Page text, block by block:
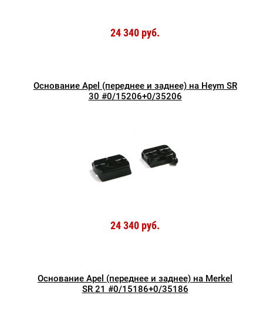
24 340 руб.
Основание Apel (переднее и заднее) на Heym SR
30 #0/15206+0/35206
24 340 руб.
Основание Apel (переднее и заднее) на Merkel
SR 21 #0/15186+0/35186